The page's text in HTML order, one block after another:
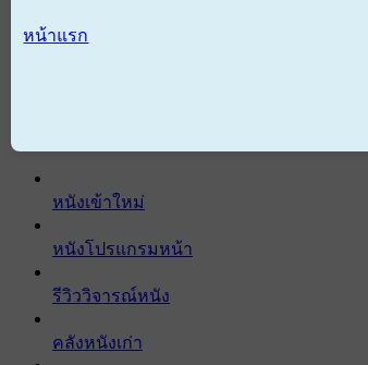
หน้าแรก
หนังเข้าใหม่
หนังโปรแกรมหน้า
รีวิววิจารณ์หนัง
คลังหนังเก่า